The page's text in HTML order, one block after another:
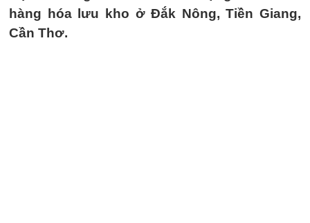
hàng hóa lưu kho ở Đắk Nông, Tiền Giang,
Cần Thơ.